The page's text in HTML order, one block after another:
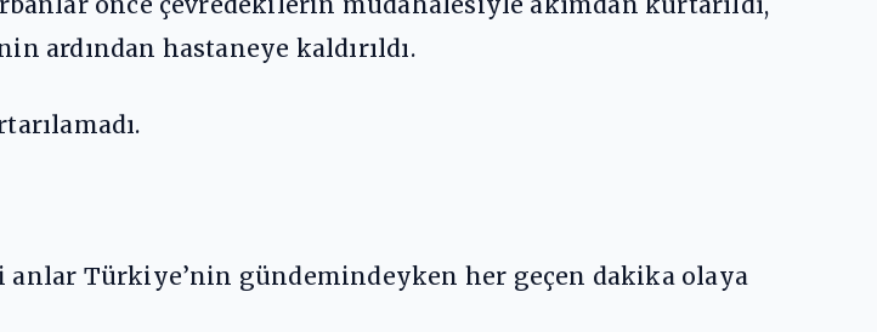
ardından hastaneye kaldırıldı.
anlar Türkiye’nin gündemindeyken her geçen dakika olaya